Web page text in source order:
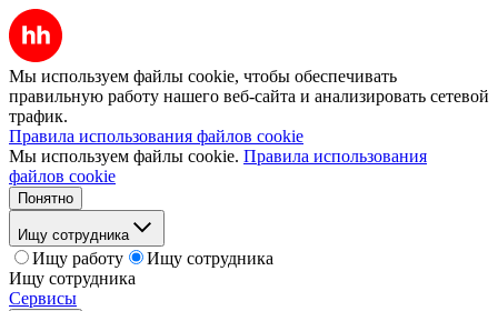
Мы используем файлы cookie, чтобы обеспечивать
правильную работу нашего веб-сайта и анализировать сетевой
трафик.
Правила использования файлов cookie
Мы используем файлы cookie. Правила использования
файлов cookie
Понятно
Ищу сотрудника
Ищу работу
Ищу сотрудника
Ищу сотрудника
Сервисы